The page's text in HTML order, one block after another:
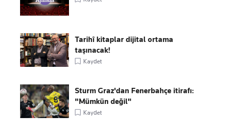
Tarihî kitaplar dijital ortama
taşınacak!
Kaydet
Sturm Graz'dan Fenerbahçe itirafı:
"Mümkün değil"
Kaydet